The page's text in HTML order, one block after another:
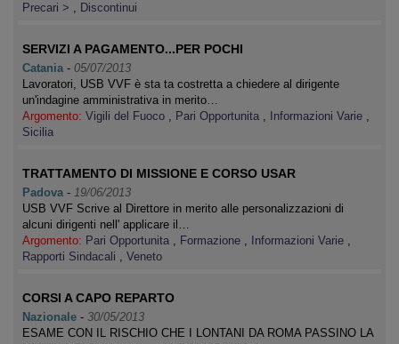
Precari > , Discontinui
SERVIZI A PAGAMENTO...PER POCHI
Catania - 05/07/2013
Lavoratori, USB VVF è sta ta costretta a chiedere al dirigente
un'indagine amministrativa in merito…
Argomento: Vigili del Fuoco , Pari Opportunita , Informazioni Varie ,
Sicilia
TRATTAMENTO DI MISSIONE E CORSO USAR
Padova - 19/06/2013
USB VVF Scrive al Direttore in merito alle personalizzazioni di
alcuni dirigenti nell' applicare il…
Argomento: Pari Opportunita , Formazione , Informazioni Varie ,
Rapporti Sindacali , Veneto
CORSI A CAPO REPARTO
Nazionale - 30/05/2013
ESAME CON IL RISCHIO CHE I LONTANI DA ROMA PASSINO LA